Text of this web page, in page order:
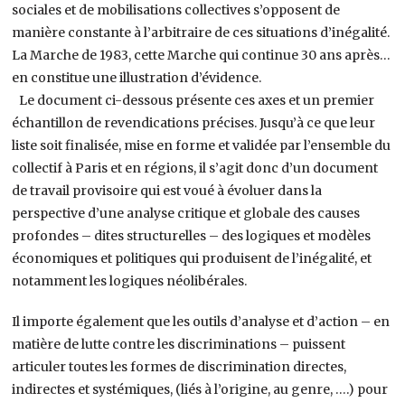
sociales et de mobilisations collectives s’opposent de
manière constante à l’arbitraire de ces situations d’inégalité.
La Marche de 1983, cette Marche qui continue 30 ans après…
en constitue une illustration d’évidence.
Le document ci-dessous présente ces axes et un premier
échantillon de revendications précises. Jusqu’à ce que leur
liste soit finalisée, mise en forme et validée par l’ensemble du
collectif à Paris et en régions, il s’agit donc d’un document
de travail provisoire qui est voué à évoluer dans la
perspective d’une analyse critique et globale des causes
profondes – dites structurelles – des logiques et modèles
économiques et politiques qui produisent de l’inégalité, et
notamment les logiques néolibérales.
Il importe également que les outils d’analyse et d’action – en
matière de lutte contre les discriminations – puissent
articuler toutes les formes de discrimination directes,
indirectes et systémiques, (liés à l’origine, au genre, ….) pour